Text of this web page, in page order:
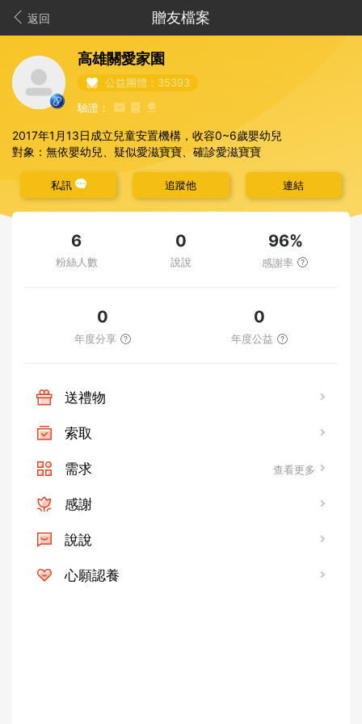
返回 贈友檔案
高雄關愛家園
公益團體：35393
驗證：
2017年1月13日成立兒童安置機構，收容0~6歲嬰幼兒
對象：無依嬰幼兒、疑似愛滋寶寶、確診愛滋寶寶
私訊 追蹤他 連結
6
粉絲人數
0
說說
96%
感謝率
0
年度分享
0
年度公益
送禮物
索取
需求 查看更多
感謝
說說
心願認養